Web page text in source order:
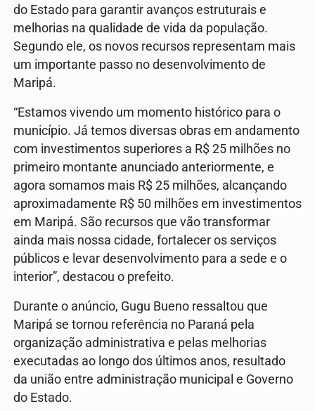
do Estado para garantir avanços estruturais e
melhorias na qualidade de vida da população.
Segundo ele, os novos recursos representam mais
um importante passo no desenvolvimento de
Maripá.
“Estamos vivendo um momento histórico para o
município. Já temos diversas obras em andamento
com investimentos superiores a R$ 25 milhões no
primeiro montante anunciado anteriormente, e
agora somamos mais R$ 25 milhões, alcançando
aproximadamente R$ 50 milhões em investimentos
em Maripá. São recursos que vão transformar
ainda mais nossa cidade, fortalecer os serviços
públicos e levar desenvolvimento para a sede e o
interior”, destacou o prefeito.
Durante o anúncio, Gugu Bueno ressaltou que
Maripá se tornou referência no Paraná pela
organização administrativa e pelas melhorias
executadas ao longo dos últimos anos, resultado
da união entre administração municipal e Governo
do Estado.